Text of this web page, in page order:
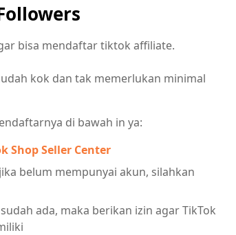
bisa mendaftar tiktok affiliate.
kok dan tak memerlukan minimal
di bawah in ya:
Shop Seller Center
belum mempunyai akun, silahkan
ada, maka berikan izin agar TikTok